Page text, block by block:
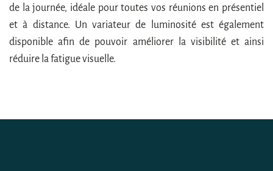
de la journée, idéale pour toutes vos réunions en présentiel
et à distance. Un variateur de luminosité est également
disponible afin de pouvoir améliorer la visibilité et ainsi
réduire la fatigue visuelle.